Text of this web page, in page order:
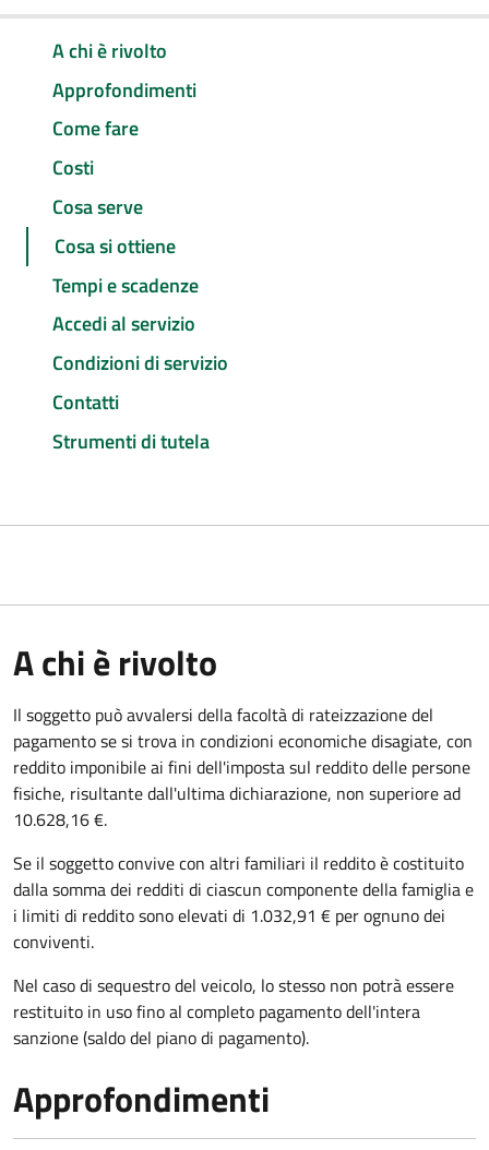
A chi è rivolto
Approfondimenti
Come fare
Costi
Cosa serve
Cosa si ottiene
Tempi e scadenze
Accedi al servizio
Condizioni di servizio
Contatti
Strumenti di tutela
A chi è rivolto
Il soggetto può avvalersi della facoltà di rateizzazione del
pagamento se si trova in condizioni economiche disagiate, con
reddito imponibile ai fini dell'imposta sul reddito delle persone
fisiche, risultante dall'ultima dichiarazione, non superiore ad
10.628,16 €.
Se il soggetto convive con altri familiari il reddito è costituito
dalla somma dei redditi di ciascun componente della famiglia e
i limiti di reddito sono elevati di 1.032,91 € per ognuno dei
conviventi.
Nel caso di sequestro del veicolo, lo stesso non potrà essere
restituito in uso fino al completo pagamento dell'intera
sanzione (saldo del piano di pagamento).
Approfondimenti